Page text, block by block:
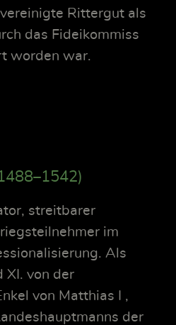
Rittergut als
das Fideikommiss
worden war.
streitbarer
im
Als
XI. von der
von Matthias I ,
der